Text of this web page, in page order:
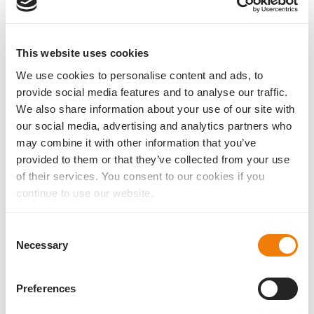
This website uses cookies
We use cookies to personalise content and ads, to
provide social media features and to analyse our traffic.
We also share information about your use of our site with
our social media, advertising and analytics partners who
may combine it with other information that you’ve
provided to them or that they’ve collected from your use
of their services. You consent to our cookies if you
continue to use our website.
Selection
Necessary
Preferences
Mehr als verblüffend, finden wir! Diese Ergebnisse mit RALV
werfen unserer Ansicht nach weitere Fragen zur optimalen
binokularen Verteilung der Nahadditionen im visuellen System
auf, um für den MIOL-Patienten das subjektiv bestmögliche
allem subjektiv selbst bestimmen. Ein enormer Zugewinn an
postoperativer Zufriedenheit für MIOL Versorgte.
Diese Datenerhebung hat nicht den Anspruch und Stellenwert
einer klinischen Studie. Die aufgeworfenen Fragen müssen weiter